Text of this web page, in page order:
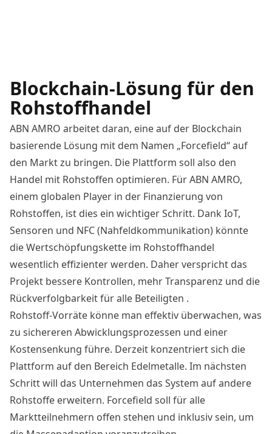
Blockchain-Lösung für den
Rohstoffhandel
ABN AMRO arbeitet daran, eine auf der Blockchain
basierende Lösung mit dem Namen „Forcefield“ auf
den Markt zu bringen. Die Plattform soll also den
Handel mit Rohstoffen optimieren. Für ABN AMRO,
einem globalen Player in der Finanzierung von
Rohstoffen, ist dies ein wichtiger Schritt. Dank IoT,
Sensoren und NFC (Nahfeldkommunikation) könnte
die Wertschöpfungskette im Rohstoffhandel
wesentlich effizienter werden. Daher verspricht das
Projekt bessere Kontrollen, mehr Transparenz und die
Rückverfolgbarkeit für alle Beteiligten .
Rohstoff-Vorräte könne man effektiv überwachen, was
zu sichereren Abwicklungsprozessen und einer
Kostensenkung führe. Derzeit konzentriert sich die
Plattform auf den Bereich Edelmetalle. Im nächsten
Schritt will das Unternehmen das System auf andere
Rohstoffe erweitern. Forcefield soll für alle
Marktteilnehmern offen stehen und inklusiv sein, um